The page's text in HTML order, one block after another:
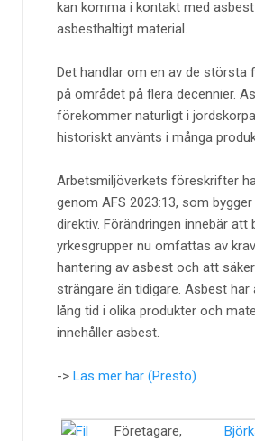
kan komma i kontakt med
asbesthaltigt material.
Det handlar om en av de största
på området på flera decennier.
förekommer naturligt i
historiskt använts i många
Arbetsmiljöverkets föreskrifter
genom AFS 2023:13, som
direktiv. Förändringen innebär att
yrkesgrupper nu omfattas av
hantering av asbest och att
strängare än tidigare. Asbest har
lång tid i olika produkter och
innehåller asbest.
-> Läs mer här (Presto)
Företagare,